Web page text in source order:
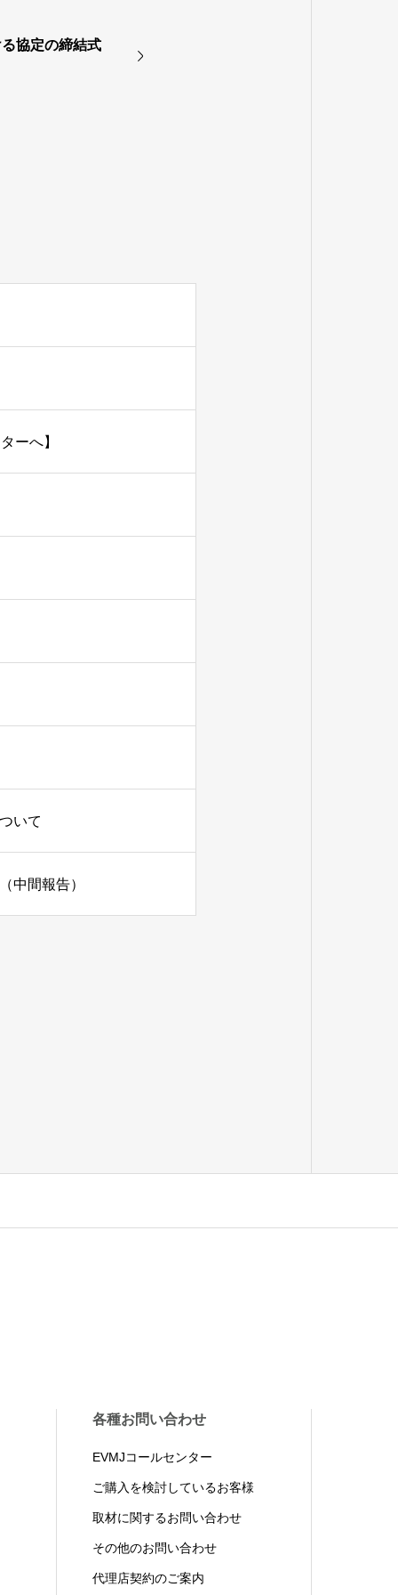
協定の締結式
ーへ】
いて
中間報告）
各種お問い合わせ
EVMJコールセンター
ご購入を検討しているお客様
取材に関するお問い合わせ
その他のお問い合わせ
代理店契約のご案内